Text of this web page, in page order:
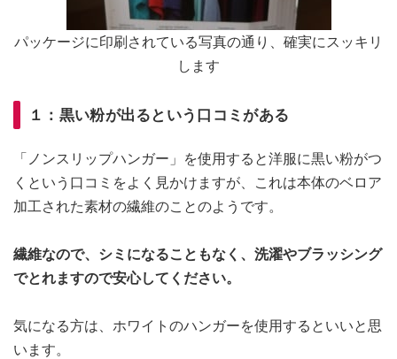
パッケージに印刷されている写真の通り、確実にスッキリ
します
１：黒い粉が出るという口コミがある
「ノンスリップハンガー」を使用すると洋服に黒い粉がつ
くという口コミをよく見かけますが、これは本体のベロア
加工された素材の繊維のことのようです。
繊維なので、シミになることもなく、洗濯やブラッシング
でとれますので安心してください。
気になる方は、ホワイトのハンガーを使用するといいと思
います。